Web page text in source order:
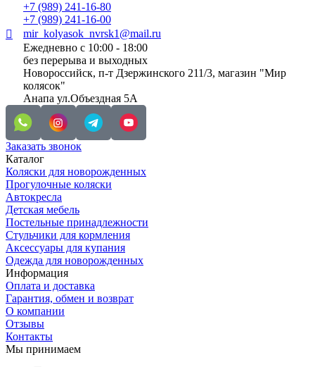
+7 (989) 241-16-80
+7 (989) 241-16-00
mir_kolyasok_nvrsk1@mail.ru
Ежедневно с 10:00 - 18:00
без перерыва и выходных
Новороссийск, п-т Дзержинского 211/3, магазин "Мир
колясок"
Анапа ул.Объездная 5А
Заказать звонок
Каталог
Коляски для новорожденных
Прогулочные коляски
Автокресла
Детская мебель
Постельные принадлежности
Стульчики для кормления
Аксессуары для купания
Одежда для новорожденных
Информация
Оплата и доставка
Гарантия, обмен и возврат
О компании
Отзывы
Контакты
Мы принимаем